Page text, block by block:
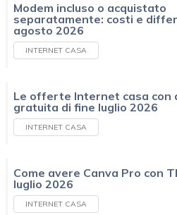
Modem incluso o acquistato
separatamente: costi e
agosto 2026
INTERNET CASA
Le offerte Internet casa con
gratuita di fine luglio 2026
INTERNET CASA
Come avere Canva Pro con
luglio 2026
INTERNET CASA